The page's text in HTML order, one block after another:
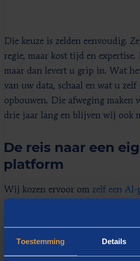
Toestemming Details
Die keuze is zelden eenvoudig.
regie, maar kost tijd en expertise.
maar dan levert u grip in. Wat
van uw data, schaal en wat u
opbouwen. Die afweging maken
drie jaar lang en blijven wij ook
De reis naar een
platform
Wij kozen ervoor om zelf een
en delen die ervaring graag. In
waarom we die keuze maakten,